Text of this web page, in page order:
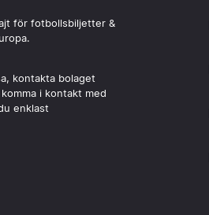
för fotbollsbiljetter &
kontakta bolaget
i kontakt med
enklast